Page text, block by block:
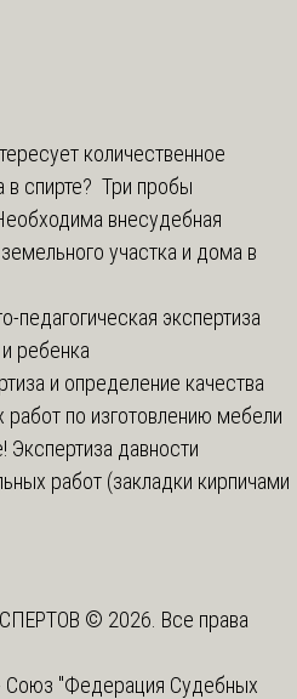
количественное
в спирте? Три пробы
внесудебная
участка и дома в
педагогическая экспертиза
ребенка
и определение качества
работ по изготовлению мебели
Экспертиза давности
работ (закладки кирпичами
© 2026. Все права
Союз "Федерация Судебных